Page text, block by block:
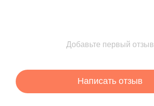
Добавьте первый отзыв
Написать отзыв